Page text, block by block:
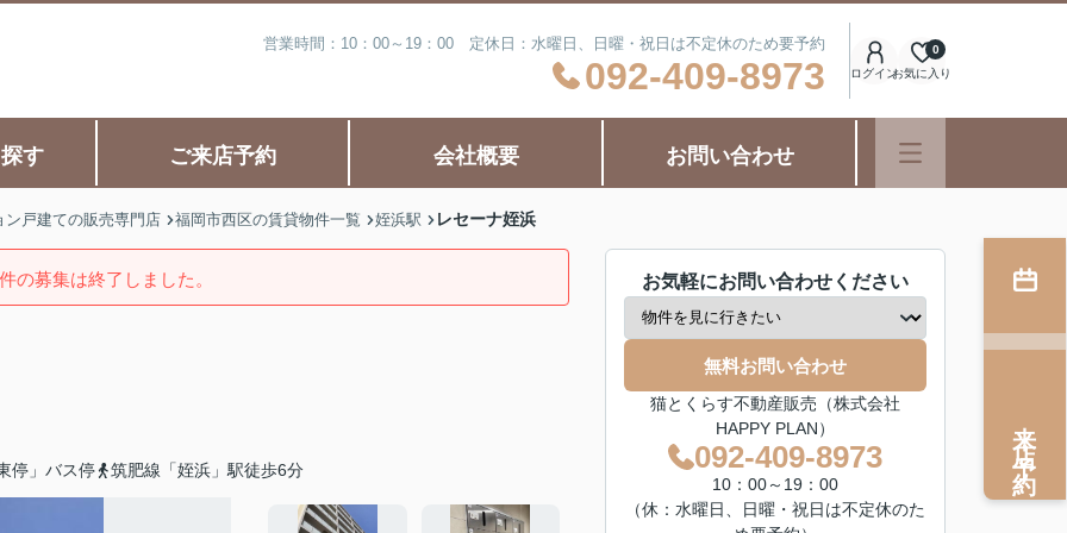
営業時間：10：00～19：00 定休日：水曜日、日曜・祝日は不定休のため要予約
092-409-8973 ログインお気に入り
0
す ご来店予約 会社概要 お問い合わせ
戸建ての販売専門店 福岡市西区の賃貸物件一覧 姪浜駅 レセーナ姪浜
の募集は終了しました。
停」バス停 筑肥線「姪浜」駅徒歩6分
お気軽にお問い合わせください
無料お問い合わせ
猫とくらす不動産販売（株式会社
HAPPY PLAN）
092-409-8973
10：00～19：00
（休：水曜日、日曜・祝日は不定休のた
来店予約